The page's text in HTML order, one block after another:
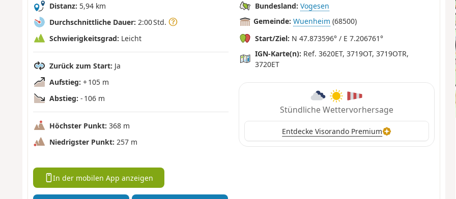
Distanz: 5,94 km
Durchschnittliche Dauer: 2:00 Std.
Schwierigkeitsgrad: Leicht
Zurück zum Start: Ja
Aufstieg: + 105 m
Abstieg: - 106 m
Höchster Punkt: 368 m
Niedrigster Punkt: 257 m
Bundesland: Vogesen
Gemeinde: Wuenheim (68500)
Start/Ziel: N 47.873596° / E 7.206761°
IGN-Karte(n): Ref. 3620ET, 3719OT, 3719OTR,
3720ET
Stündliche Wettervorhersage
Entdecke Visorando Premium
In der mobilen App anzeigen